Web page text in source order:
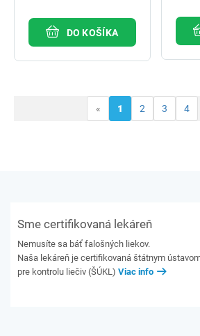
DO KOŠÍKA
« 1 2 3 4
Sme certifikovaná lekáreň
Nemusíte sa báť falošných liekov.
Naša lekáreň je certifikovaná štátnym
pre kontrolu liečiv (ŠÚKL) Viac info